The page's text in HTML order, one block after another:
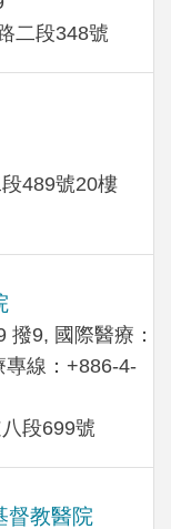
二段348號
489號20樓
9, 國際醫療：
專線：+886-4-
段699號
督教醫院